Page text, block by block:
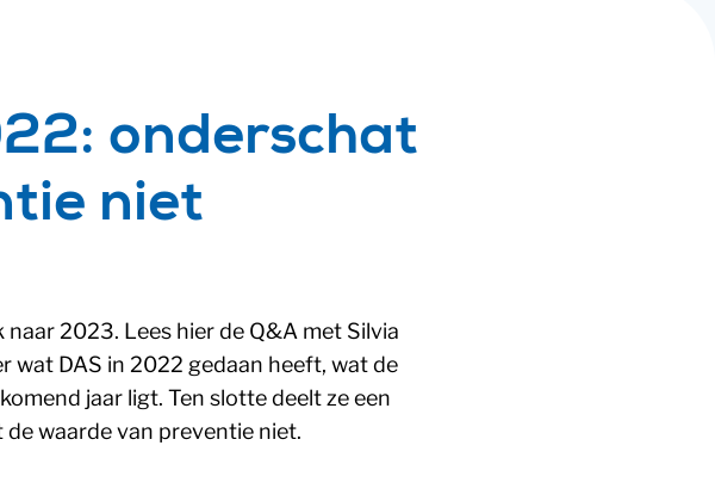
onderschat
niet
2023. Lees hier de Q&A met Silvia
wat DAS in 2022 gedaan heeft, wat de
jaar ligt. Ten slotte deelt ze een
waarde van preventie niet.